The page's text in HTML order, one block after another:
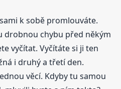
k sobě promlouváte.
drobnou chybu před někým
vyčítat. Vyčítáte si ji ten
i druhý a třetí den.
věcí. Kdyby tu samou